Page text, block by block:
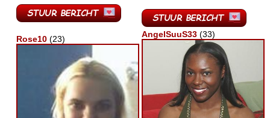
Rose10 (23) AngelSuuS33 (33)